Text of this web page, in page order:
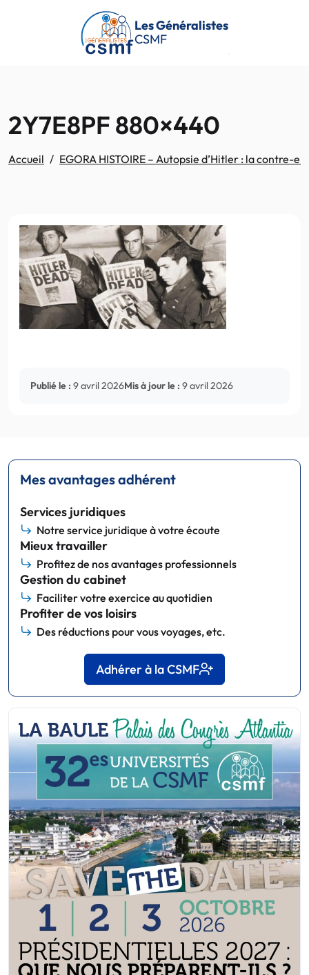
Passer au contenu principal
Les Généralistes
CSMF
2Y7E8PF 880×440
Accueil EGORA HISTOIRE – Autopsie d’Hitler : la contre-
Publié le : 9 avril 2026Mis à jour le : 9 avril 2026
Mes avantages adhérent
Services juridiques
Notre service juridique à votre écoute
Mieux travailler
Profitez de nos avantages professionnels
Gestion du cabinet
Faciliter votre exercice au quotidien
Profiter de vos loisirs
Des réductions pour vous voyages, etc.
Adhérer à la CSMF